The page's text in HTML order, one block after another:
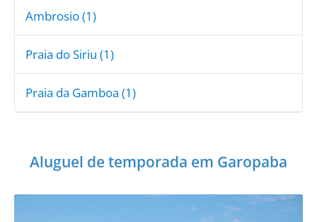
Ambrosio (1)
Praia do Siriu (1)
Praia da Gamboa (1)
Aluguel de temporada em Garopaba